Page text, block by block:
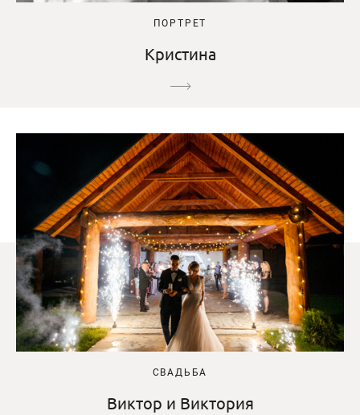
ПОРТРЕТ
Кристина
СВАДЬБА
Виктор и Виктория